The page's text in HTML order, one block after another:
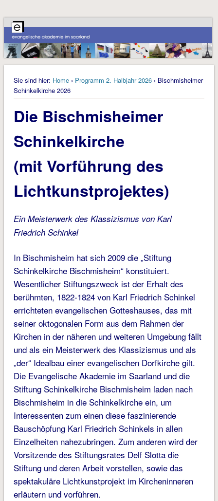
Sie sind hier: Home› Programm 2. Halbjahr 2026› Bischmisheimer
Schinkelkirche 2026
Die Bischmisheimer
Schinkelkirche
(mit Vorführung des
Lichtkunstprojektes)
Ein Meisterwerk des Klassizismus von Karl
Friedrich Schinkel
In Bischmisheim hat sich 2009 die „Stiftung
Schinkelkirche Bischmisheim“ konstituiert.
Wesentlicher Stiftungszweck ist der Erhalt des
berühmten, 1822-1824 von Karl Friedrich Schinkel
errichteten evangelischen Gotteshauses, das mit
seiner oktogonalen Form aus dem Rahmen der
Kirchen in der näheren und weiteren Umgebung fällt
und als ein Meisterwerk des Klassizismus und als
„der“ Idealbau einer evangelischen Dorfkirche gilt.
Die Evangelische Akademie im Saarland und die
Stiftung Schinkelkirche Bischmisheim laden nach
Bischmisheim in die Schinkelkirche ein, um
Interessenten zum einen diese faszinierende
Bauschöpfung Karl Friedrich Schinkels in allen
Einzelheiten nahezubringen. Zum anderen wird der
Vorsitzende des Stiftungsrates Delf Slotta die
Stiftung und deren Arbeit vorstellen, sowie das
spektakuläre Lichtkunstprojekt im Kircheninneren
erläutern und vorführen.